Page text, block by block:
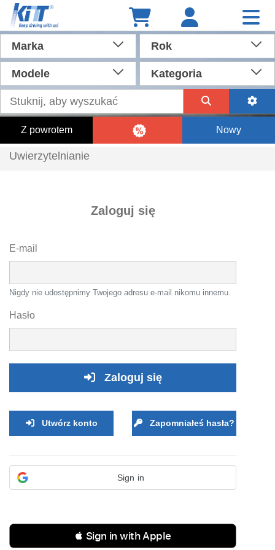
Marka Rok
Modele Kategoria
Z powrotem Nowy
Uwierzytelnianie
Zaloguj się
E-mail
Nigdy nie udostępnimy Twojego adresu e-mail nikomu innemu.
Hasło
Zaloguj się
Utwórz konto Zapomniałeś hasła?
Sign in
 Sign in with Apple